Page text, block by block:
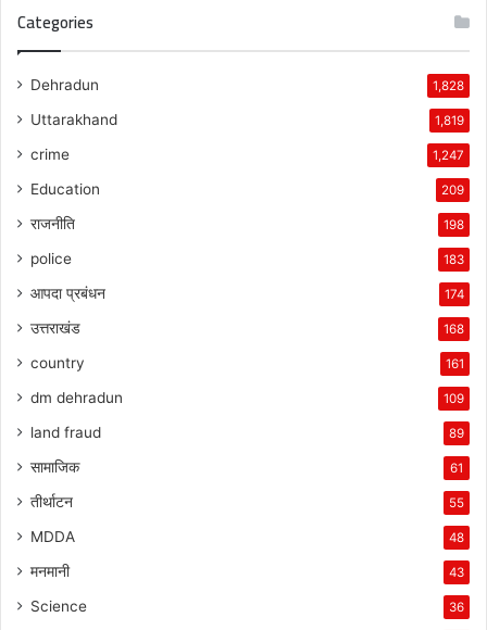
Categories
Dehradun 1,828
Uttarakhand 1,819
crime 1,247
Education 209
राजनीति 198
police 183
आपदा प्रबंधन 174
उत्तराखंड 168
country 161
dm dehradun 109
land fraud 89
सामाजिक 61
तीर्थाटन 55
MDDA 48
मनमानी 43
Science 36